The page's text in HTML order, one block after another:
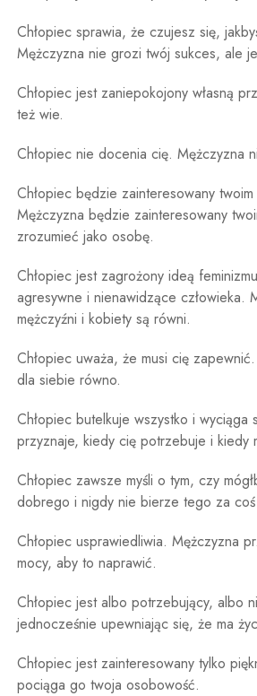
Chłopiec sprawia, że ​​czujesz się,
Mężczyzna nie grozi twój sukces, ale
Chłopiec jest zaniepokojony własną
też wie.
Chłopiec nie docenia cię. Mężczyzna
Chłopiec będzie zainteresowany
Mężczyzna będzie zainteresowany
zrozumieć jako osobę.
Chłopiec jest zagrożony ideą
agresywne i nienawidzące człowieka.
mężczyźni i kobiety są równi.
Chłopiec uważa, że ​​musi cię
dla siebie równo.
Chłopiec butelkuje wszystko i
przyznaje, kiedy cię potrzebuje i kiedy
Chłopiec zawsze myśli o tym, czy
dobrego i nigdy nie bierze tego za
Chłopiec usprawiedliwia. Mężczyzna
mocy, aby to naprawić.
Chłopiec jest albo potrzebujący, albo
jednocześnie upewniając się, że ma
Chłopiec jest zainteresowany tylko
pociąga go twoja osobowość.